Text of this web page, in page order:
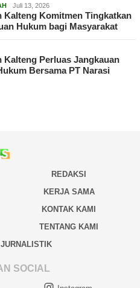
Juli 13, 2026
Kalteng Komitmen Tingkatkan
Hukum bagi Masyarakat
Kalteng Perluas Jangkauan
Bersama PT Narasi
REDAKSI
KERJA SAMA
KONTAK KAMI
TENTANG KAMI
SOCIAL